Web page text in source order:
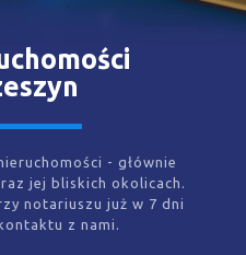
- głównie
jej bliskich okolicach.
notariuszu już w 7 dni
z nami.